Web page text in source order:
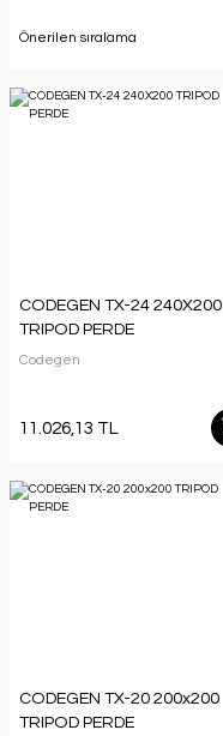
CODEGEN TX-24 240X200
TRIPOD PERDE
Codegen
11.026,13 TL
CODEGEN TX-20 200x200
TRIPOD PERDE